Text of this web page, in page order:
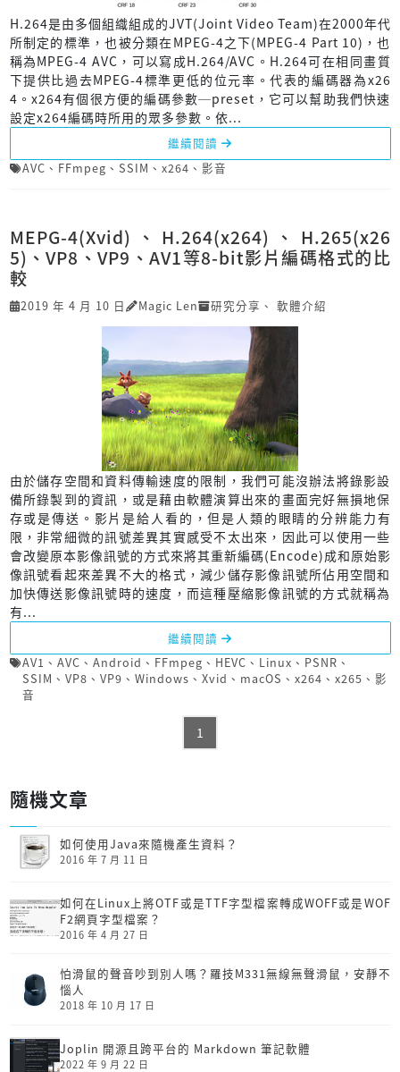
H.264是由多個組織組成的JVT(Joint Video Team)在2000年代
所制定的標準，也被分類在MPEG-4之下(MPEG-4 Part 10)，也
稱為MPEG-4 AVC，可以寫成H.264/AVC。H.264可在相同畫質
下提供比過去MPEG-4標準更低的位元率。代表的編碼器為x26
4。x264有個很方便的編碼參數─preset，它可以幫助我們快速
設定x264編碼時所用的眾多參數。依...
繼續閱讀
AVC 、 FFmpeg 、 SSIM 、 x264 、 影音
MEPG-4(Xvid)、H.264(x264)、H.265(x26
5)、VP8、VP9、AV1等8-bit影片編碼格式的比
較
2019 年 4 月 10 日 Magic Len 研究分享 、 軟體介紹
由於儲存空間和資料傳輸速度的限制，我們可能沒辦法將錄影設
備所錄製到的資訊，或是藉由軟體演算出來的畫面完好無損地保
存或是傳送。影片是給人看的，但是人類的眼睛的分辨能力有
限，非常細微的訊號差異其實感受不太出來，因此可以使用一些
會改變原本影像訊號的方式來將其重新編碼(Encode)成和原始影
像訊號看起來差異不大的格式，減少儲存影像訊號所佔用空間和
加快傳送影像訊號時的速度，而這種壓縮影像訊號的方式就稱為
有...
繼續閱讀
AV1 、 AVC 、 Android 、 FFmpeg 、 HEVC 、 Linux 、 PSNR 、
SSIM 、 VP8 、 VP9 、 Windows 、 Xvid 、 macOS 、 x264 、 x265 、 影
音
1
隨機文章
如何使用Java來隨機產生資料？
2016 年 7 月 11 日
如何在Linux上將OTF或是TTF字型檔案轉成WOFF或是WOF
F2網頁字型檔案？
2016 年 4 月 27 日
怕滑鼠的聲音吵到別人嗎？羅技M331無線無聲滑鼠，安靜不
惱人
2018 年 10 月 17 日
Joplin 開源且跨平台的 Markdown 筆記軟體
2022 年 9 月 22 日